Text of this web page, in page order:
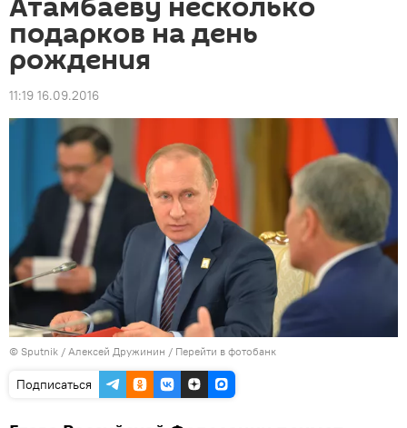
подарков на день
рождения
11:19 16.09.2016
© Sputnik / Алексей Дружинин / Перейти в фотобанк
Подписаться